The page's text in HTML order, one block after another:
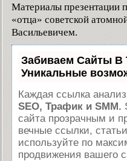
Материалы презентации
«отца» советской
Васильевичем.
Забиваем Сайты
Уникальные
Каждая ссылка
SEO, Трафик и SMM.
сайта прозрачным и
вечные ссылки,
используйте по
продвижения вашего